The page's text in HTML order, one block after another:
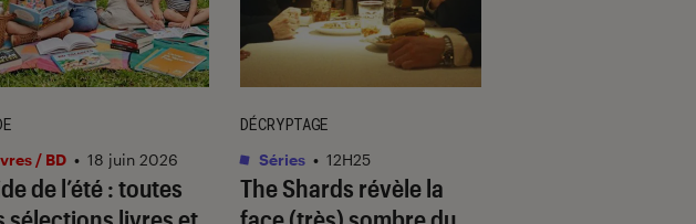
de l’été : toutes
/ BD • 18 juin 2026
The Shards révèle la
DÉCRYPTAGE
Séries • 12H25